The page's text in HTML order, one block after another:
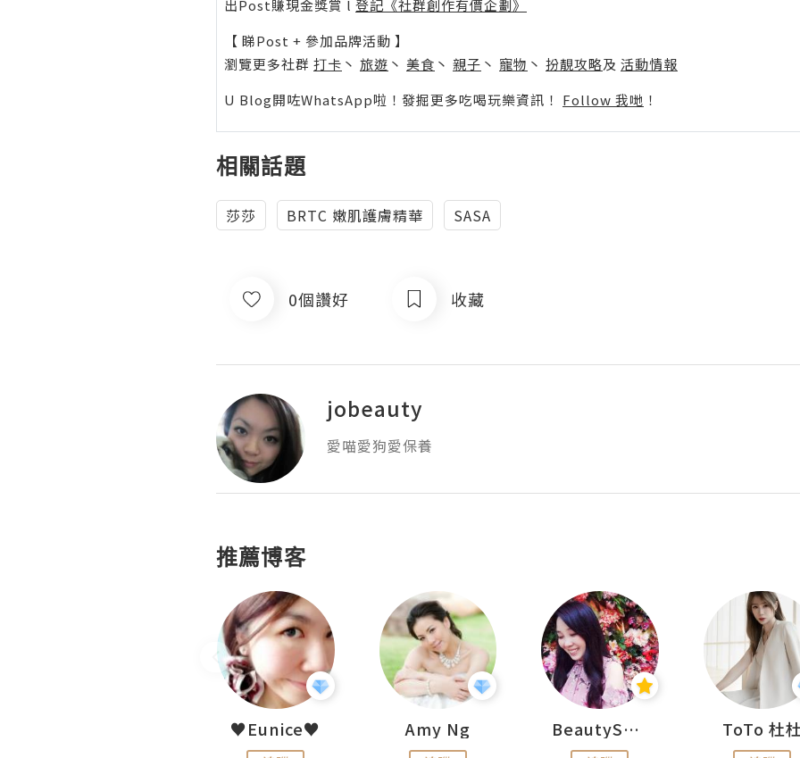
出Post賺現金獎賞 l 登記《社群創作有價企劃》
【 睇Post + 參加品牌活動 】
瀏覽更多社群 打卡 丶 旅遊 丶 美食 丶 親子 丶 寵物 丶 扮靚攻略及 活動情報
U Blog開咗WhatsApp啦！發掘更多吃喝玩樂資訊！ Follow 我哋 ！
相關話題
莎莎 BRTC 嫩肌護膚精華 SASA
0個讚好 收藏
jobeauty
愛喵愛狗愛保養
推薦博客
♥Eunice♥ Amy Ng BeautySearch ToTo 杜杜